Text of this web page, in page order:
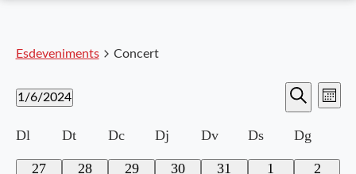
Esdeveniments Concert
visual
i
Cerca de
Mes
1/6/2024
una
Calendari
Dl Dt Dc Dj Dv Ds Dg
0
27
0
28
0
29
0
30
0
31
0
1
0
2